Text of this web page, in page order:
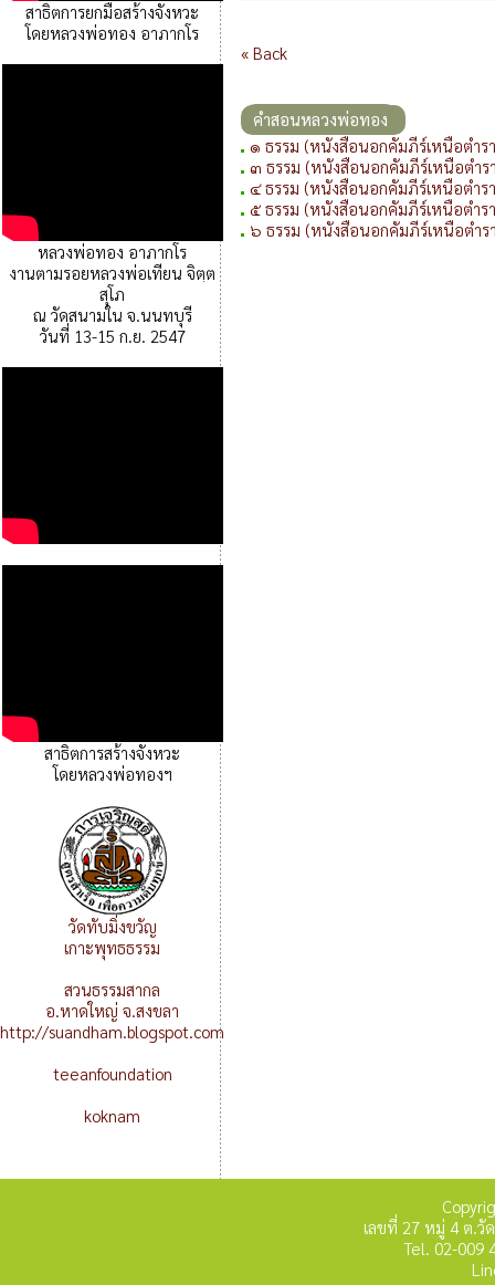
สาธิตการยกมือสร้างจังหวะ
โดยหลวงพ่อทอง อาภากโร
หลวงพ่อทอง อาภากโร
งานตามรอยหลวงพ่อเทียน จิตฺต
สุโภ
ณ วัดสนามใน จ.นนทบุรี
วันที่ 13-15 ก.ย. 2547
สาธิตการสร้างจังหวะ
โดยหลวงพ่อทองฯ
วัดทับมิ่งขวัญ
เกาะพุทธธรรม
สวนธรรมสากล
อ.หาดใหญ่ จ.สงขลา
http://suandham.blogspot.com
teeanfoundation
koknam
« Back
คำสอนหลวงพ่อทอง
๑ ธรรม (หนังสือนอกคัมภีร์เหนือตำร
๓ ธรรม (หนังสือนอกคัมภีร์เหนือตำร
๔ ธรรม (หนังสือนอกคัมภีร์เหนือตำร
๕ ธรรม (หนังสือนอกคัมภีร์เหนือตำร
๖ ธรรม (หนังสือนอกคัมภีร์เหนือตำร
เลขที่ 27 หมู่ 4 ต.วั
Tel. 02-009